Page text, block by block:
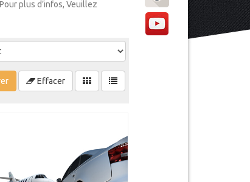
plus d’infos, Veuillez
Effacer